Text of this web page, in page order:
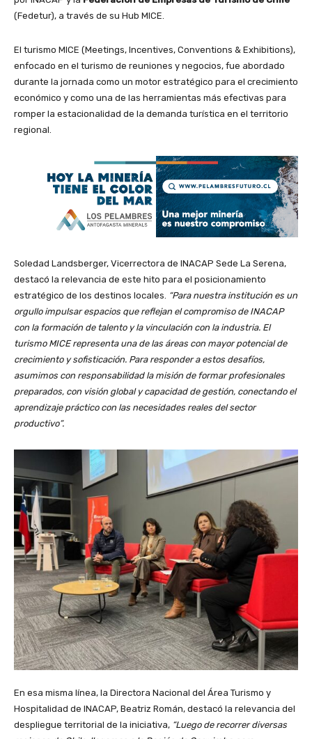
(Fedetur), a través de su Hub MICE.
El turismo MICE (Meetings, Incentives, Conventions & Exhibitions),
enfocado en el turismo de reuniones y negocios, fue abordado
durante la jornada como un motor estratégico para el crecimiento
económico y como una de las herramientas más efectivas para
romper la estacionalidad de la demanda turística en el territorio
regional.
Soledad Landsberger, Vicerrectora de INACAP Sede La Serena,
destacó la relevancia de este hito para el posicionamiento
estratégico de los destinos locales. “Para nuestra institución es un
orgullo impulsar espacios que reflejan el compromiso de INACAP
con la formación de talento y la vinculación con la industria. El
turismo MICE representa una de las áreas con mayor potencial de
crecimiento y sofisticación. Para responder a estos desafíos,
asumimos con responsabilidad la misión de formar profesionales
preparados, con visión global y capacidad de gestión, conectando el
aprendizaje práctico con las necesidades reales del sector
productivo”.
En esa misma línea, la Directora Nacional del Área Turismo y
Hospitalidad de INACAP, Beatriz Román, destacó la relevancia del
despliegue territorial de la iniciativa, “Luego de recorrer diversas